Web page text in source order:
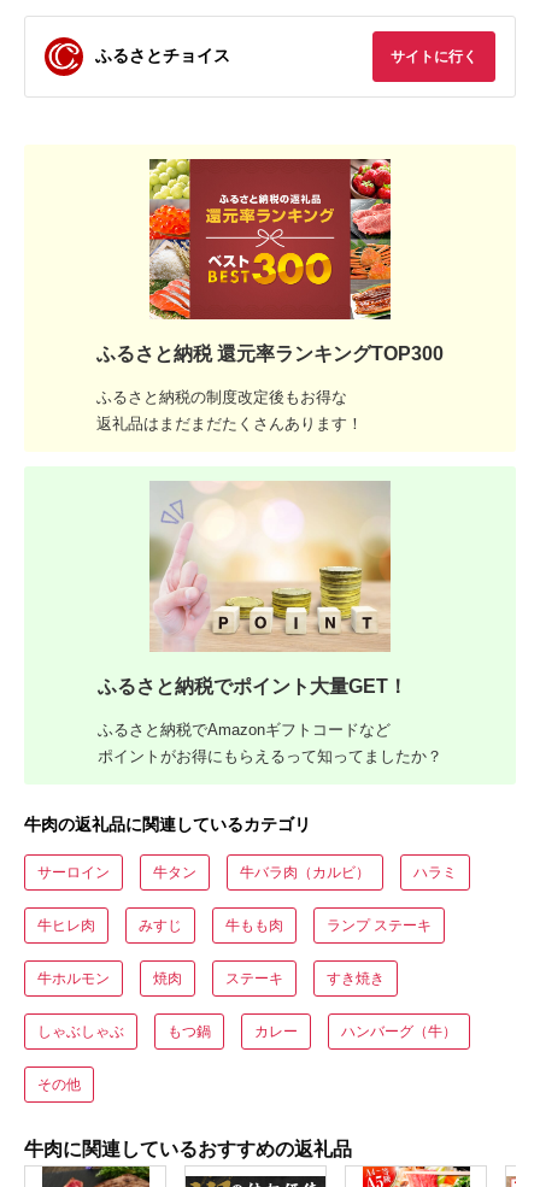
ふるさとチョイス サイトに行く
ふるさと納税 還元率ランキングTOP300
ふるさと納税の制度改定後もお得な
返礼品はまだまだたくさんあります！
ふるさと納税でポイント大量GET！
ふるさと納税でAmazonギフトコードなど
ポイントがお得にもらえるって知ってましたか？
牛肉の返礼品に関連しているカテゴリ
サーロイン 牛タン 牛バラ肉（カルビ） ハラミ
牛ヒレ肉 みすじ 牛もも肉 ランプ ステーキ
牛ホルモン 焼肉 ステーキ すき焼き
しゃぶしゃぶ もつ鍋 カレー ハンバーグ（牛）
その他
牛肉に関連しているおすすめの返礼品